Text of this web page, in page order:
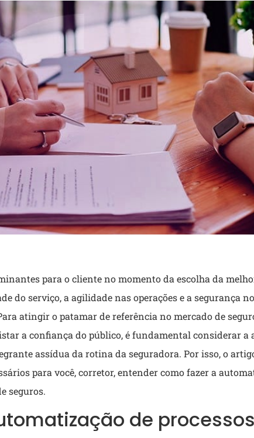
para o cliente no momento da escolha da
do serviço, a agilidade nas operações e a segurança
atingir o patamar de referência no mercado de
a confiança do público, é fundamental considerar a
assídua da rotina da seguradora. Por isso, o
para você, corretor, entender como fazer a
seguros.
de processos